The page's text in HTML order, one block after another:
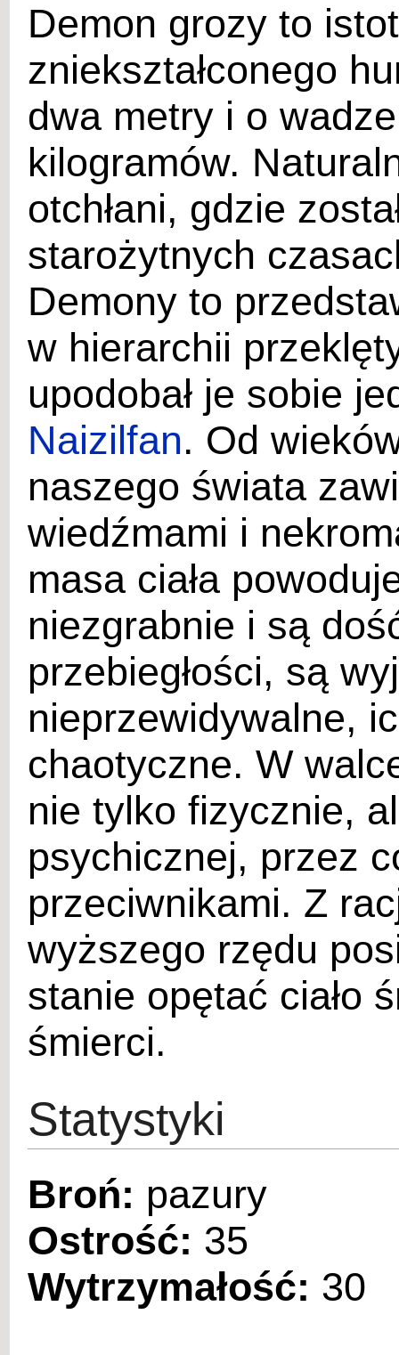
Demon grozy to
zniekształconego
dwa metry i o
kilogramów.
otchłani, gdzie
starożytnych
Demony to
w hierarchii
upodobał je sobie
Naizilfan. Od
naszego świata
wiedźmami i
masa ciała
niezgrabnie i są
przebiegłości, są
nieprzewidywalne,
chaotyczne. W
nie tylko fizycznie,
psychicznej, przez
przeciwnikami. Z
wyższego rzędu
stanie opętać ciało
śmierci.
Statystyki
Broń: pazury
Ostrość: 35
Wytrzymałość: 30